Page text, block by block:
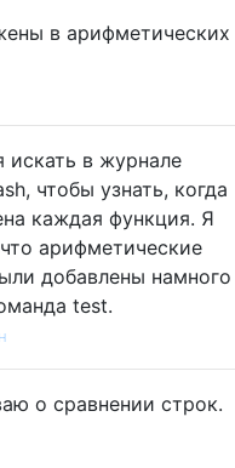
в арифметических
искать в журнале
чтобы узнать, когда
​​каждая функция. Я
арифметические
добавлены намного
test.
о сравнении строк.